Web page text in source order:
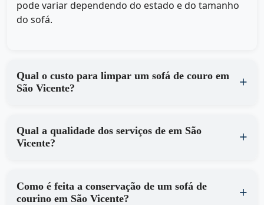
pode variar dependendo do estado e do tamanho
do sofá.
Qual o custo para limpar um sofá de couro em
São Vicente?
Qual a qualidade dos serviços de em São
Vicente?
Como é feita a conservação de um sofá de
courino em São Vicente?